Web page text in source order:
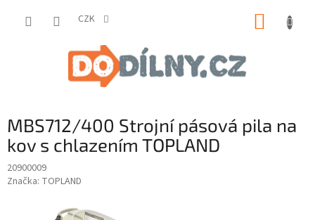
CZK
MBS712/400 Strojní pásová pila na
kov s chlazením TOPLAND
20900009
Značka: TOPLAND